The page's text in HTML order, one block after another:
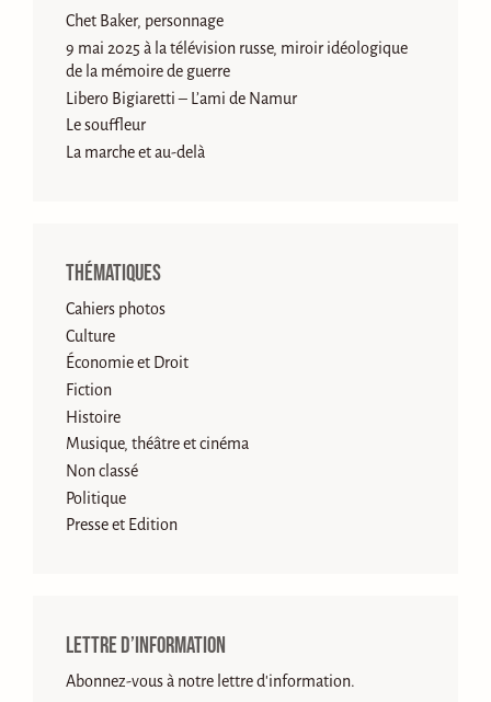
Chet Baker, personnage
9 mai 2025 à la télévision russe, miroir idéologique
de la mémoire de guerre
Libero Bigiaretti – L’ami de Namur
Le souffleur
La marche et au-delà
Thématiques
Cahiers photos
Culture
Économie et Droit
Fiction
Histoire
Musique, théâtre et cinéma
Non classé
Politique
Presse et Edition
Lettre d’information
Abonnez-vous à notre lettre d'information.